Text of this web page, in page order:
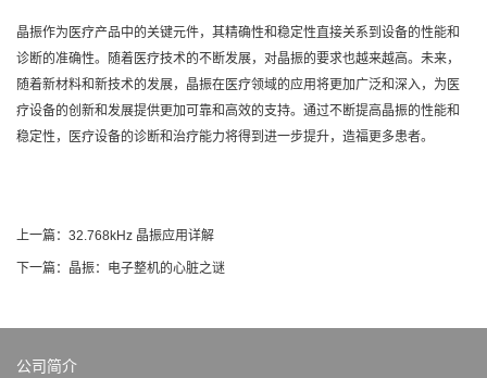
晶振作为医疗产品中的关键元件，其精确性和稳定性直接关系到设备的性能和
诊断的准确性。随着医疗技术的不断发展，对晶振的要求也越来越高。未来，
随着新材料和新技术的发展，晶振在医疗领域的应用将更加广泛和深入，为医
疗设备的创新和发展提供更加可靠和高效的支持。通过不断提高晶振的性能和
稳定性，医疗设备的诊断和治疗能力将得到进一步提升，造福更多患者。
上一篇： 32.768kHz 晶振应用详解
下一篇： 晶振：电子整机的心脏之谜
公司简介